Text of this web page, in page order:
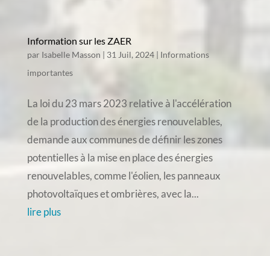
Information sur les ZAER
par Isabelle Masson | 31 Juil, 2024| Informations
importantes
La loi du 23 mars 2023 relative à l'accélération
de la production des énergies renouvelables,
demande aux communes de définir les zones
potentielles à la mise en place des énergies
renouvelables, comme l'éolien, les panneaux
photovoltaïques et ombrières, avec la...
lire plus